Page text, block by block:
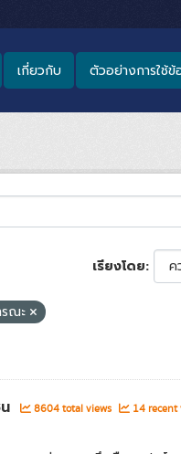
เกี่ยวกับ ตัวอย่างการใช้
เรียงโดย
ณะ
8604 total views 14 recent